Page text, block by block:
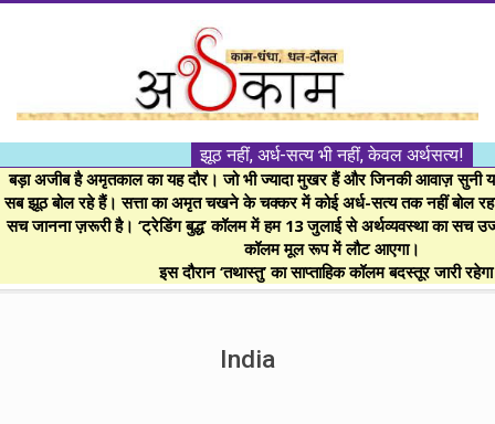
।।
अर्थकाम।।
BE
FINANCIALLY
झूठ नहीं, अर्ध-सत्य भी नहीं, केवल अर्थसत्य!
बड़ा अजीब है अमृतकाल का यह दौर। जो भी ज्यादा मुखर हैं और जिनकी आवाज़ सुनी
सब झूठ बोल रहे हैं। सत्ता का अमृत चखने के चक्कर में कोई अर्ध-सत्य तक नहीं बोल
सच जानना ज़रूरी है। ‘ट्रेडिंग बुद्ध’ कॉलम में हम 13 जुलाई से अर्थव्यवस्था का सच
कॉलम मूल रूप में लौट आएगा।
इस दौरान ‘तथास्तु’ का साप्ताहिक कॉलम बदस्तूर जारी
India